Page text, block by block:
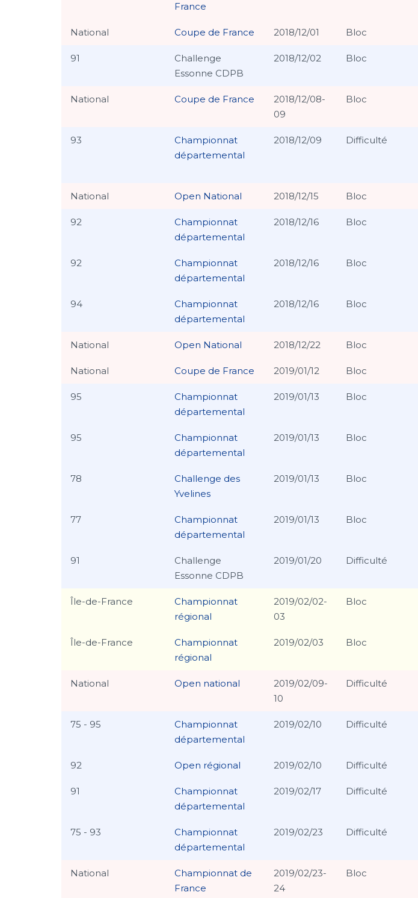
France
National Coupe de France 2018/12/01 Bloc
91
Challenge
Essonne CDPB
2018/12/02 Bloc
National Coupe de France
2018/12/08-
09
Bloc
93
Championnat
départemental
2018/12/09 Difficulté
National Open National 2018/12/15 Bloc
92
Championnat
départemental
2018/12/16 Bloc
92
Championnat
départemental
2018/12/16 Bloc
94
Championnat
départemental
2018/12/16 Bloc
National Open National 2018/12/22 Bloc
National Coupe de France 2019/01/12 Bloc
95
Championnat
départemental
2019/01/13 Bloc
95
Championnat
départemental
2019/01/13 Bloc
78
Challenge des
Yvelines
2019/01/13 Bloc
77
Championnat
départemental
2019/01/13 Bloc
91
Challenge
Essonne CDPB
2019/01/20 Difficulté
Île-de-France
Championnat
régional
2019/02/02-
03
Bloc
Île-de-France
Championnat
régional
2019/02/03 Bloc
National Open national
2019/02/09-
10
Difficulté
75 - 95
Championnat
départemental
2019/02/10 Difficulté
92 Open régional 2019/02/10 Difficulté
91
Championnat
départemental
2019/02/17 Difficulté
75 - 93
Championnat
départemental
2019/02/23 Difficulté
National
Championnat de
France
2019/02/23-
24
Bloc